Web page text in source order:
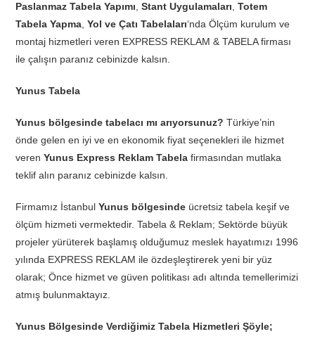
Paslanmaz Tabela Yapımı ,Stant Uygulamaları ,Totem
Tabela Yapma ,Yol ve Çatı Tabelaları‘nda Ölçüm kurulum ve
montaj hizmetleri veren EXPRESS REKLAM & TABELA firması
ile çalışın paranız cebinizde kalsın.
Yunus Tabela
Yunus bölgesinde tabelacı mı arıyorsunuz? Türkiye’nin
önde gelen en iyi ve en ekonomik fiyat seçenekleri ile hizmet
verenYunus Express Reklam Tabela firmasından mutlaka
teklif alın paranız cebinizde kalsın.
Firmamız İstanbulYunus bölgesinde ücretsiz tabela keşif ve
ölçüm hizmeti vermektedir. Tabela & Reklam; Sektörde büyük
projeler yürüterek başlamış olduğumuz meslek hayatımızı 1996
yılında EXPRESS REKLAM ile özdeşleştirerek yeni bir yüz
olarak; Önce hizmet ve güven politikası adı altında temellerimizi
atmış bulunmaktayız.
Yunus Bölgesinde Verdiğimiz Tabela Hizmetleri Şöyle;